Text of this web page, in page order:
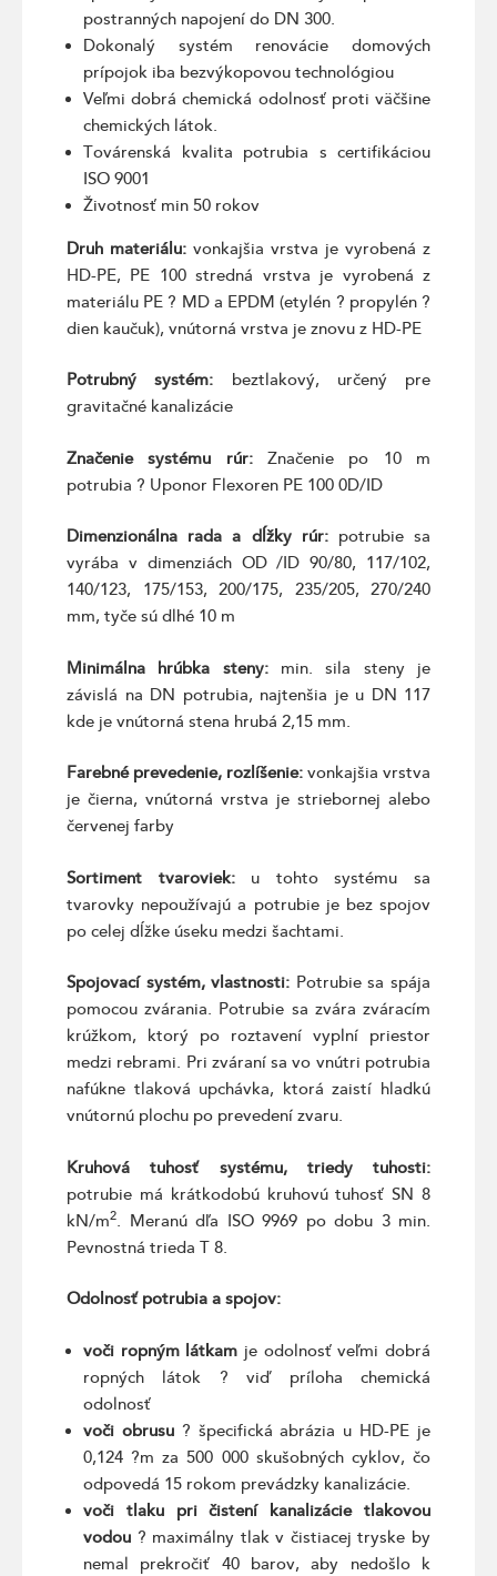
postranných napojení do DN 300.
Dokonalý systém renovácie domových
prípojok iba bezvýkopovou technológiou
Veľmi dobrá chemická odolnosť proti väčšine
chemických látok.
Továrenská kvalita potrubia s certifikáciou
ISO 9001
Životnosť min 50 rokov
Druh materiálu: vonkajšia vrstva je vyrobená z
HD-PE, PE 100 stredná vrstva je vyrobená z
materiálu PE ? MD a EPDM (etylén ? propylén ?
dien kaučuk), vnútorná vrstva je znovu z HD-PE
Potrubný systém: beztlakový, určený pre
gravitačné kanalizácie
Značenie systému rúr:Značenie po 10 m
potrubia ? Uponor Flexoren PE 100 0D/ID
Dimenzionálna rada a dĺžky rúr:potrubie sa
vyrába v dimenziách OD /ID 90/80, 117/102,
140/123, 175/153, 200/175, 235/205, 270/240
mm, tyče sú dlhé 10 m
Minimálna hrúbka steny:min. sila steny je
závislá na DN potrubia, najtenšia je u DN 117
kde je vnútorná stena hrubá 2,15 mm.
Farebné prevedenie, rozlíšenie: vonkajšia vrstva
je čierna, vnútorná vrstva je striebornej alebo
červenej farby
Sortiment tvaroviek:u tohto systému sa
tvarovky nepoužívajú a potrubie je bez spojov
po celej dĺžke úseku medzi šachtami.
Spojovací systém, vlastnosti: Potrubie sa spája
pomocou zvárania. Potrubie sa zvára zváracím
krúžkom, ktorý po roztavení vyplní priestor
medzi rebrami. Pri zváraní sa vo vnútri potrubia
nafúkne tlaková upchávka, ktorá zaistí hladkú
vnútornú plochu po prevedení zvaru.
Kruhová tuhosť systému, triedy tuhosti:
potrubie má krátkodobú kruhovú tuhosť SN 8
kN/m2. Meranú dľa ISO 9969 po dobu 3 min.
Pevnostná trieda T 8.
Odolnosť potrubia a spojov:
voči ropným látkam je odolnosť veľmi dobrá
ropných látok ? viď príloha chemická
odolnosť
voči obrusu? špecifická abrázia u HD-PE je
0,124 ?m za 500 000 skušobných cyklov, čo
odpovedá 15 rokom prevádzky kanalizácie.
voči tlaku pri čistení kanalizácie tlakovou
vodou ? maximálny tlak v čistiacej tryske by
nemal prekročiť 40 barov, aby nedošlo k